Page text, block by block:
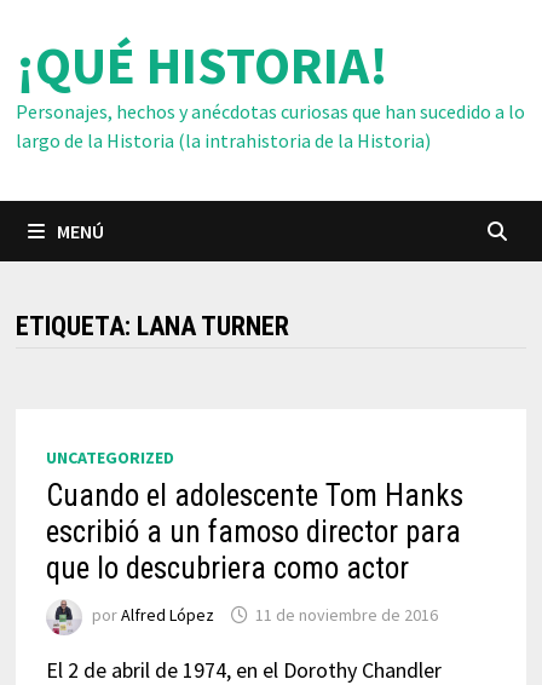
contenido
¡QUÉ HISTORIA!
Personajes, hechos y anécdotas curiosas que han sucedido a lo
largo de la Historia (la intrahistoria de la Historia)
MENÚ
ETIQUETA: LANA TURNER
UNCATEGORIZED
Cuando el adolescente Tom Hanks
escribió a un famoso director para
que lo descubriera como actor
porAlfred López 11 de noviembre de 2016
El 2 de abril de 1974, en el Dorothy Chandler